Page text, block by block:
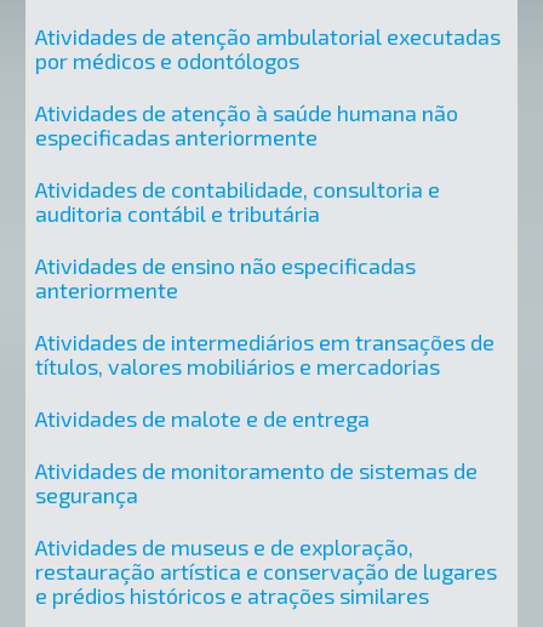
Atividades de atenção ambulatorial executadas
por médicos e odontólogos
Atividades de atenção à saúde humana não
especificadas anteriormente
Atividades de contabilidade, consultoria e
auditoria contábil e tributária
Atividades de ensino não especificadas
anteriormente
Atividades de intermediários em transações de
títulos, valores mobiliários e mercadorias
Atividades de malote e de entrega
Atividades de monitoramento de sistemas de
segurança
Atividades de museus e de exploração,
restauração artística e conservação de lugares
e prédios históricos e atrações similares